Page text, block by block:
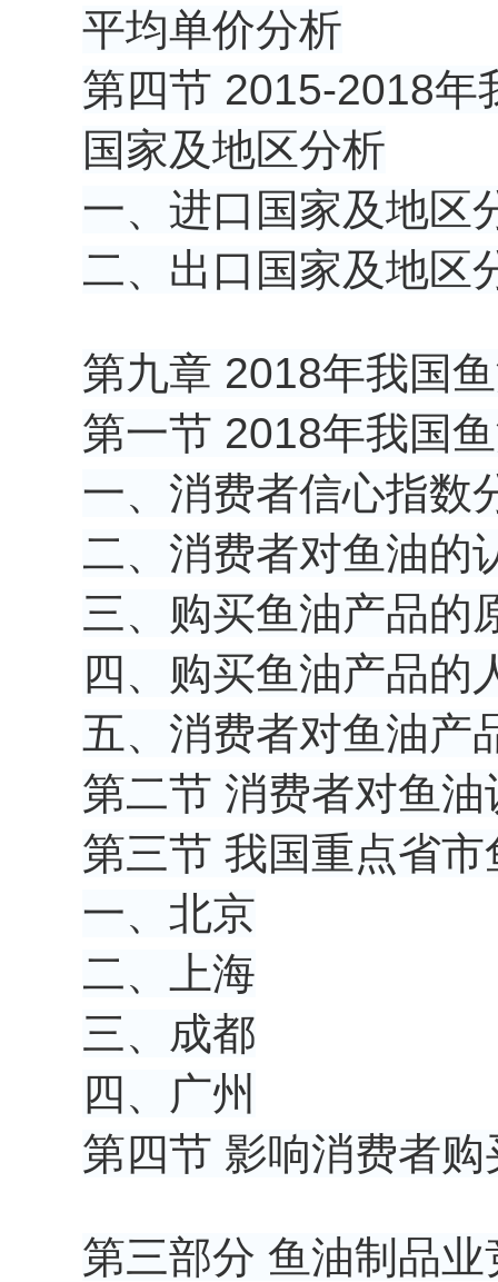
平均单价分析
第四节 2015-2018年
国家及地区分析
一、进口国家及地区
二、出口国家及地区
第九章 2018年我国
第一节 2018年我国
一、消费者信心指数
二、消费者对鱼油的
三、购买鱼油产品的
四、购买鱼油产品的
五、消费者对鱼油产
第二节 消费者对鱼
第三节 我国重点省
一、北京
二、上海
三、成都
四、广州
第四节 影响消费者
第三部分 鱼油制品